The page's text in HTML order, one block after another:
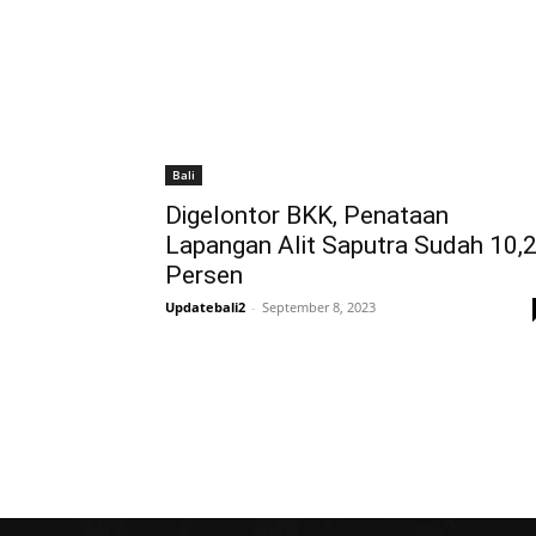
Bali
Digelontor BKK, Penataan
Lapangan Alit Saputra Sudah
Persen
Updatebali2 - September 8, 2023